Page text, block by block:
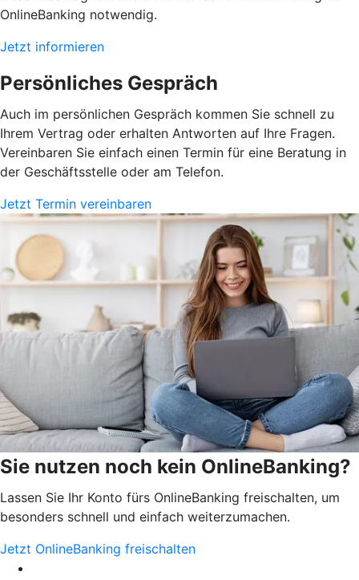
OnlineBanking notwendig.
Jetzt informieren
Persönliches Gespräch
Auch im persönlichen Gespräch kommen Sie schnell zu
Ihrem Vertrag oder erhalten Antworten auf Ihre Fragen.
Vereinbaren Sie einfach einen Termin für eine Beratung in
der Geschäftsstelle oder am Telefon.
Jetzt Termin vereinbaren
Sie nutzen noch kein OnlineBanking?
Lassen Sie Ihr Konto fürs OnlineBanking freischalten, um
besonders schnell und einfach weiterzumachen.
Jetzt OnlineBanking freischalten